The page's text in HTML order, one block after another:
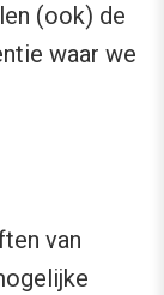
(ook) de
waar we
van